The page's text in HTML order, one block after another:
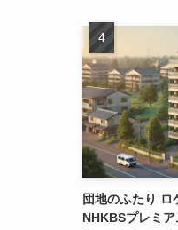
団地のふたり ロ
NHKBSプレミ